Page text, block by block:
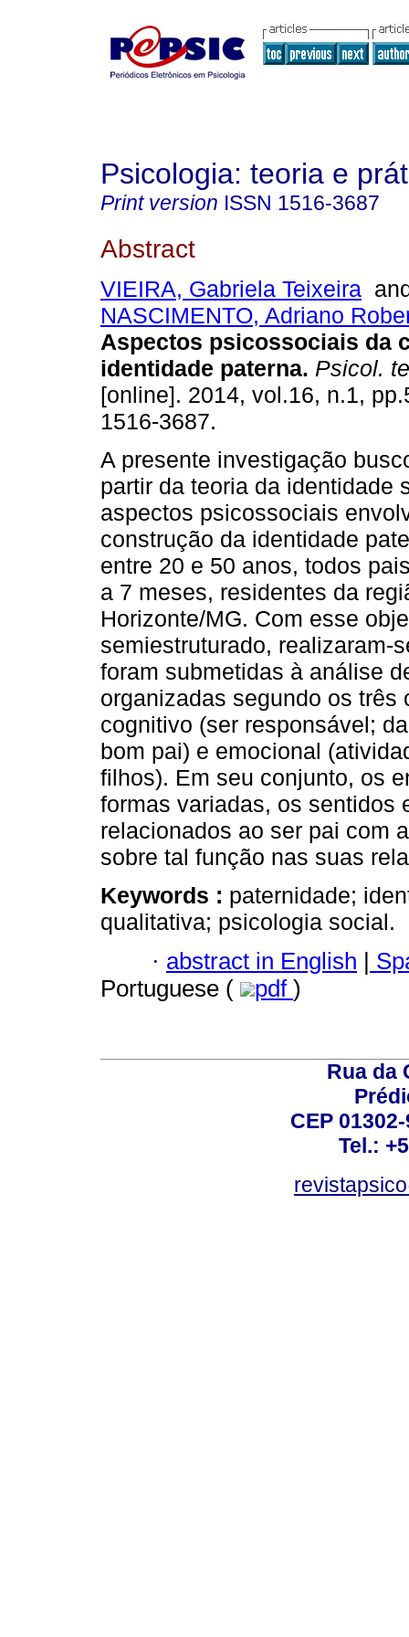
Psicologia: teoria e
Print version ISSN 1516-3687
Abstract
VIEIRA, Gabriela Teixeira
NASCIMENTO, Adriano
Aspectos psicossociais da
identidade paterna. Psicol.
[online]. 2014, vol.16, n.1,
1516-3687.
A presente investigação
partir da teoria da identidade
aspectos psicossociais
construção da identidade
entre 20 e 50 anos, todos
a 7 meses, residentes da
Horizonte/MG. Com esse
semiestruturado, realizaram-
foram submetidas à análise
organizadas segundo os
cognitivo (ser responsável;
bom pai) e emocional
filhos). Em seu conjunto, os
formas variadas, os sentidos
relacionados ao ser pai com
sobre tal função nas suas
Keywords : paternidade;
qualitativa; psicologia social.
· abstract in English |
Portuguese (
pdf )
Rua da
CEP
Tel.: